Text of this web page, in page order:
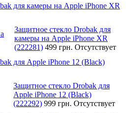
для камеры на Apple iPhone XR
Защитное стекло Drobak для
камеры на Apple iPhone XR
(222281) 499 грн. Отсутствует
для Apple iPhone 12 (Black)
Защитное стекло Drobak для
Apple iPhone 12 (Black)
(222292) 999 грн. Отсутствует